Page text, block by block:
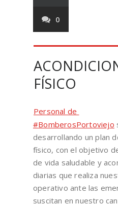
0
FÍSICO
Personal de
#BomberosPortoviejo
desarrollando un plan
físico, con el objetivo
de vida saludable y
diarias que realiza
operativo ante las
suscitan en nuestro